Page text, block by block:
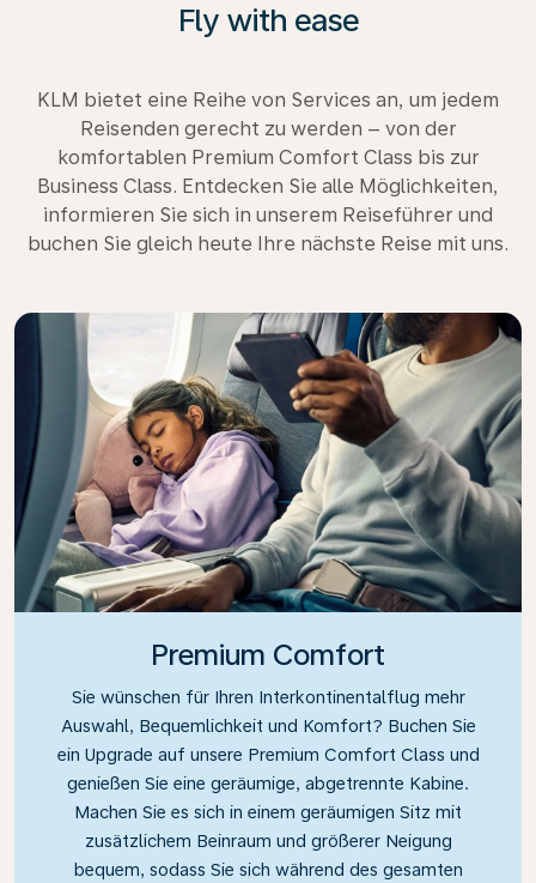
Fly with ease
KLM bietet eine Reihe von Services an, um jedem
Reisenden gerecht zu werden – von der
komfortablen Premium Comfort Class bis zur
Business Class. Entdecken Sie alle Möglichkeiten,
informieren Sie sich in unserem Reiseführer und
buchen Sie gleich heute Ihre nächste Reise mit uns.
Premium Comfort
Sie wünschen für Ihren Interkontinentalflug mehr
Auswahl, Bequemlichkeit und Komfort? Buchen Sie
ein Upgrade auf unsere Premium Comfort Class und
genießen Sie eine geräumige, abgetrennte Kabine.
Machen Sie es sich in einem geräumigen Sitz mit
zusätzlichem Beinraum und größerer Neigung
bequem, sodass Sie sich während des gesamten